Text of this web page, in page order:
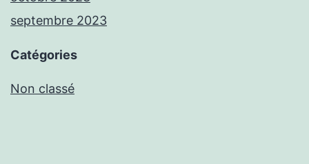
septembre 2023
Catégories
Non classé